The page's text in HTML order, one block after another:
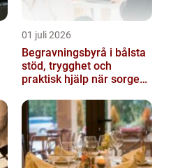
01 juli 2026
Begravningsbyrå i bålsta
stöd, trygghet och
praktisk hjälp när sorgen